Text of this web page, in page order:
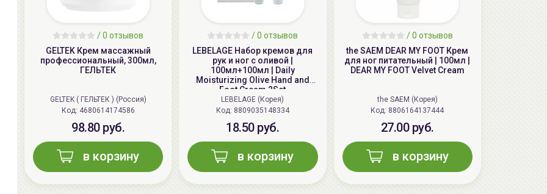
/ 0 отзывов
GELTEK Крем массажный
профессиональный, 300мл,
ГЕЛЬТЕК
GELTEK ( ГЕЛЬТЕК ) (Россия)
Код: 4680614174586
98.80 руб.
в корзину
/ 0 отзывов
LEBELAGE Набор кремов для
рук и ног с оливой |
100мл+100мл | Daily
Moisturizing Olive Hand and
Foot Cream 2Set
LEBELAGE (Корея)
Код: 8809035148334
18.50 руб.
в корзину
/ 0 отзывов
the SAEM DEAR MY FOOT Крем
для ног питательный | 100мл |
DEAR MY FOOT Velvet Cream
the SAEM (Корея)
Код: 8806164137444
27.00 руб.
в корзину